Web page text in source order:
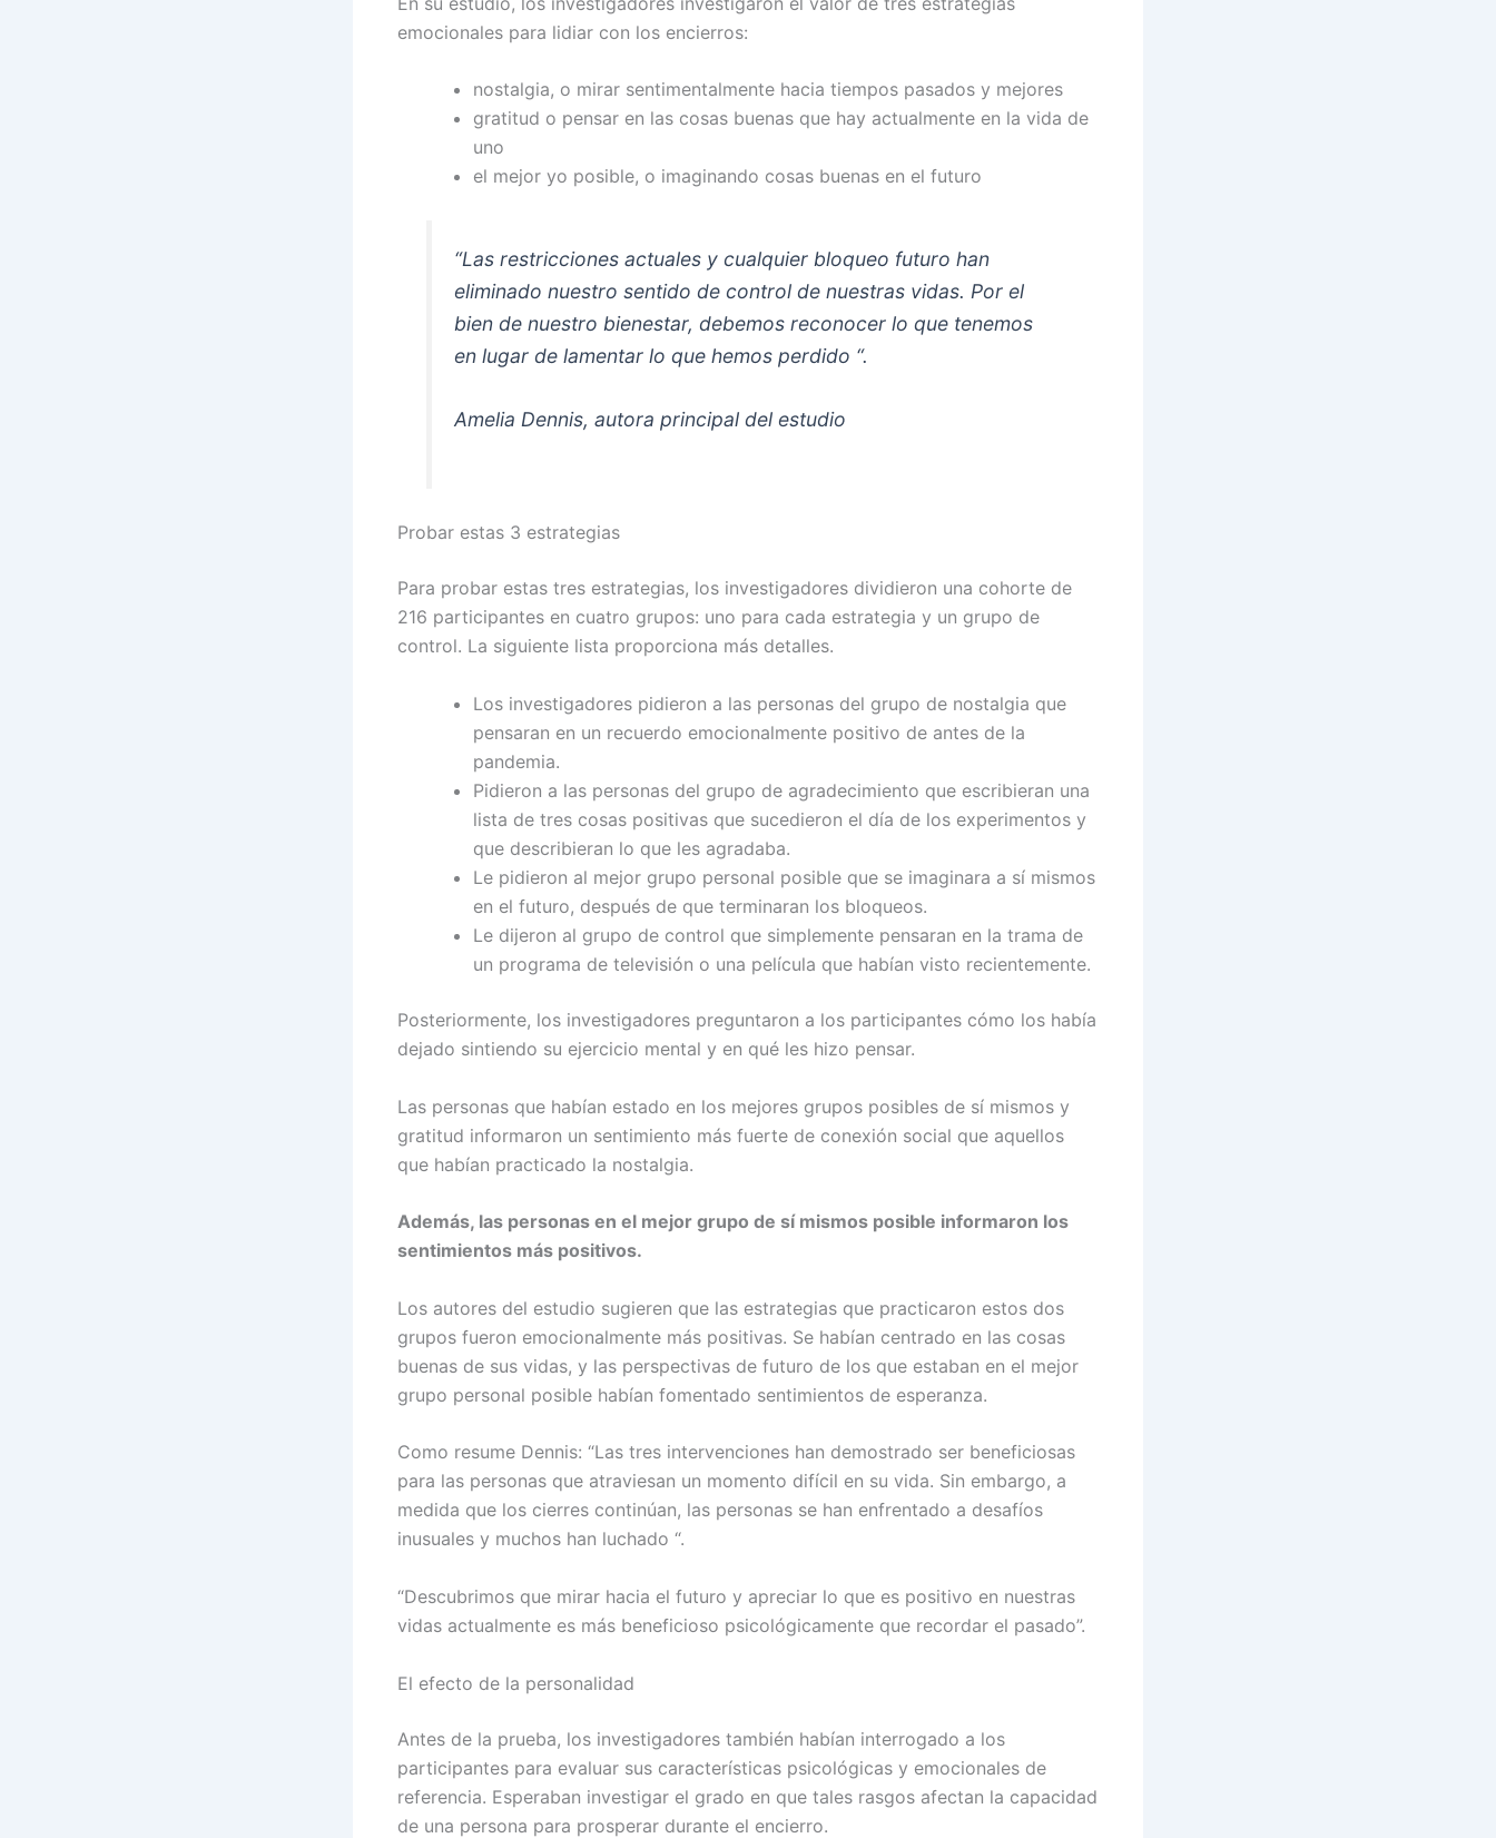
emocionales para lidiar con los encierros:
nostalgia, o mirar sentimentalmente hacia tiempos pasados ​​y mejores
gratitud o pensar en las cosas buenas que hay actualmente en la vida de
uno
el mejor yo posible, o imaginando cosas buenas en el futuro
“Las restricciones actuales y cualquier bloqueo futuro han
eliminado nuestro sentido de control de nuestras vidas. Por el
bien de nuestro bienestar, debemos reconocer lo que tenemos
en lugar de lamentar lo que hemos perdido “.
Amelia Dennis, autora principal del estudio
Probar estas 3 estrategias
Para probar estas tres estrategias, los investigadores dividieron una cohorte de
216 participantes en cuatro grupos: uno para cada estrategia y un grupo de
control. La siguiente lista proporciona más detalles.
Los investigadores pidieron a las personas del grupo de nostalgia que
pensaran en un recuerdo emocionalmente positivo de antes de la
pandemia.
Pidieron a las personas del grupo de agradecimiento que escribieran una
lista de tres cosas positivas que sucedieron el día de los experimentos y
que describieran lo que les agradaba.
Le pidieron al mejor grupo personal posible que se imaginara a sí mismos
en el futuro, después de que terminaran los bloqueos.
Le dijeron al grupo de control que simplemente pensaran en la trama de
un programa de televisión o una película que habían visto recientemente.
Posteriormente, los investigadores preguntaron a los participantes cómo los había
dejado sintiendo su ejercicio mental y en qué les hizo pensar.
Las personas que habían estado en los mejores grupos posibles de sí mismos y
gratitud informaron un sentimiento más fuerte de conexión social que aquellos
que habían practicado la nostalgia.
Además, las personas en el mejor grupo de sí mismos posible informaron los
sentimientos más positivos.
Los autores del estudio sugieren que las estrategias que practicaron estos dos
grupos fueron emocionalmente más positivas. Se habían centrado en las cosas
buenas de sus vidas, y las perspectivas de futuro de los que estaban en el mejor
grupo personal posible habían fomentado sentimientos de esperanza.
Como resume Dennis: “Las tres intervenciones han demostrado ser beneficiosas
para las personas que atraviesan un momento difícil en su vida. Sin embargo, a
medida que los cierres continúan, las personas se han enfrentado a desafíos
inusuales y muchos han luchado “.
“Descubrimos que mirar hacia el futuro y apreciar lo que es positivo en nuestras
vidas actualmente es más beneficioso psicológicamente que recordar el pasado”.
El efecto de la personalidad
Antes de la prueba, los investigadores también habían interrogado a los
participantes para evaluar sus características psicológicas y emocionales de
referencia. Esperaban investigar el grado en que tales rasgos afectan la capacidad
de una persona para prosperar durante el encierro.